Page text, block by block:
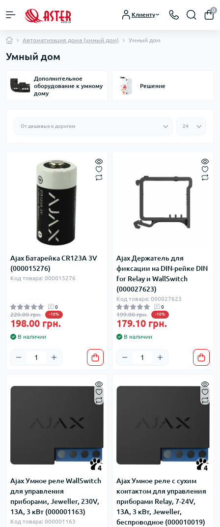
Клиенту
0
Автоматизация дома (умный дом) Умный дом
Умный дом
Дополнительное
оборудование к умному
дому
Решение
Ajax Батарейка CR123A 3V
(000015276)
Код товара: 000015276
0
220.00 грн. -10%
198.00 грн.
В наличии
Ajax Держатель для
фиксации на DIN-рейке DIN
for Relay и WallSwitch
(000027623)
Код товара: 000027623
0
199.00 грн. -10%
179.10 грн.
В наличии
4
Ajax Умное реле WallSwitch
для управления
приборами, Jeweller, 230V,
13А, 3 кВт (000001163)
Код товара: 000001163
4
Ajax Умное реле с сухим
контактом для управления
приборами Relay, 7-24V,
13А, 3 кВт, Jeweller,
беспроводное (000010019)